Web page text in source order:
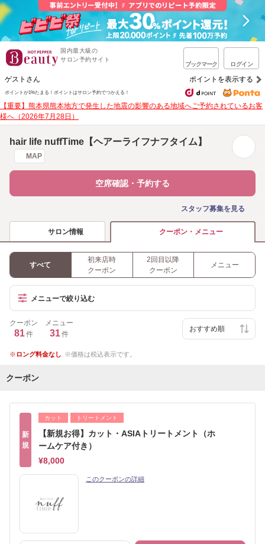
国内最大級の
サロン予約サイト
ブックマーク ログイン
ゲストさん ポイントを表示する
ポイントが1%たまる！ ポイントはサロン予約でつかえる！
【重要】熊本県熊本地方で発生した地震の影響のある地域へご予約されているお客
様へ（2026年7月28日）
hair life nuffTime【ヘアーライフナフタイム】
MAP
空席確認・予約する
スタッフ募集を見る
サロン情報 クーポン・メニュー
すべて
初来店時
クーポン
2回目以降
クーポン
メニュー
メニューで絞り込む
クーポン
81件
メニュー
31件
ロング料金なし 価格は税込表示です。
クーポン
新
規
カット トリートメント
【新規お得】カット・ASIAトリートメント（ホ
ームケア付き）
¥8,000
このクーポンの詳細